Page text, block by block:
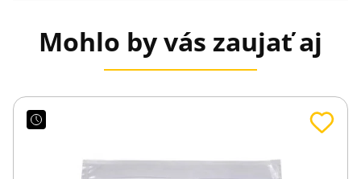
Mohlo by vás zaujať aj